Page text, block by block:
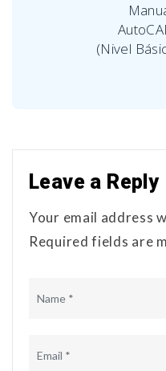
(Nivel
Leave a Reply
Your email address
Required fields are